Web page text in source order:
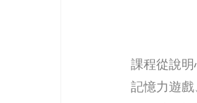
課程從說
記憶力遊